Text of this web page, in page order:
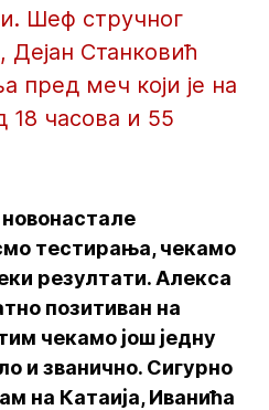
Шеф стручног
Станковић
пред меч који је на
18 часова и 55
тестирања, чекамо
резултати. Алекса
позитиван на
чекамо још једну
и званично. Сигурно
на Катаија, Иванића